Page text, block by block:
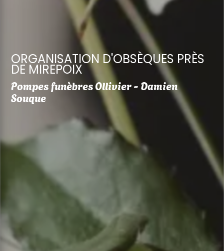
ORGANISATION D'OBSÈQUES PRÈS
DE MIREPOIX
Pompes funèbres Ollivier - Damien
Souque